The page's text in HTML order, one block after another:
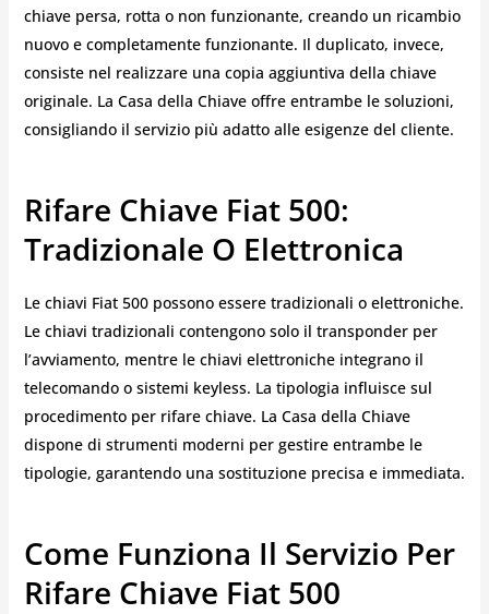
chiave persa, rotta o non funzionante, creando un ricambio
nuovo e completamente funzionante. Il duplicato, invece,
consiste nel realizzare una copia aggiuntiva della chiave
originale. La Casa della Chiave offre entrambe le soluzioni,
consigliando il servizio più adatto alle esigenze del cliente.
Rifare Chiave Fiat 500:
Tradizionale O Elettronica
Le chiavi Fiat 500 possono essere tradizionali o elettroniche.
Le chiavi tradizionali contengono solo il transponder per
l’avviamento, mentre le chiavi elettroniche integrano il
telecomando o sistemi keyless. La tipologia influisce sul
procedimento per rifare chiave. La Casa della Chiave
dispone di strumenti moderni per gestire entrambe le
tipologie, garantendo una sostituzione precisa e immediata.
Come Funziona Il Servizio Per
Rifare Chiave Fiat 500